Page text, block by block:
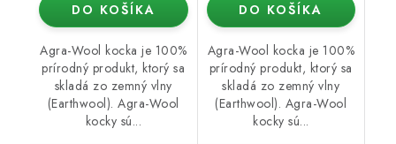
DO KOŠÍKA
Agra-Wool kocka je 100%
prírodný produkt, ktorý sa
skladá zo zemný vlny
(Earthwool). Agra-Wool
kocky sú...
DO KOŠÍKA
Agra-Wool kocka je 100%
prírodný produkt, ktorý sa
skladá zo zemný vlny
(Earthwool). Agra-Wool
kocky sú...